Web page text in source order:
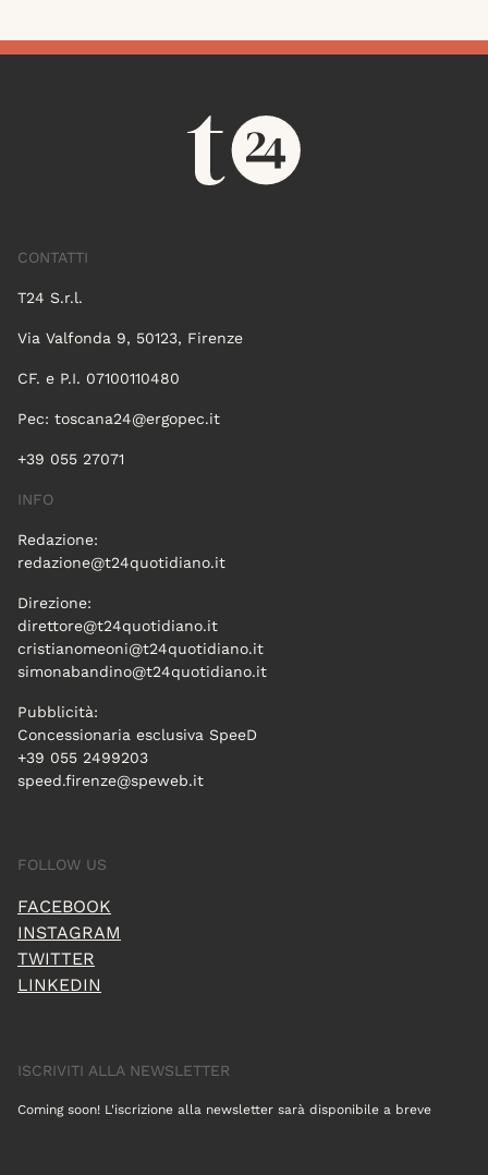
CONTATTI
T24 S.r.l.
Via Valfonda 9, 50123, Firenze
CF. e P.I. 07100110480
Pec: toscana24@ergopec.it
+39 055 27071
INFO
Redazione:
redazione@t24quotidiano.it
Direzione:
direttore@t24quotidiano.it
cristianomeoni@t24quotidiano.it
simonabandino@t24quotidiano.it
Pubblicità:
Concessionaria esclusiva SpeeD
+39 055 2499203
speed.firenze@speweb.it
FOLLOW US
FACEBOOK
INSTAGRAM
TWITTER
LINKEDIN
ISCRIVITI ALLA NEWSLETTER
Coming soon! L'iscrizione alla newsletter sarà disponibile a breve